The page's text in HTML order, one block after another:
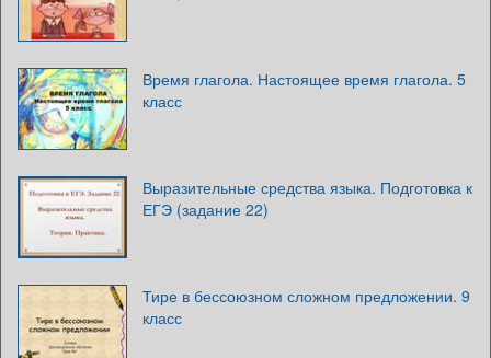
Время глагола. Настоящее время глагола. 5
класс
Выразительные средства языка. Подготовка к
ЕГЭ (задание 22)
Тире в бессоюзном сложном предложении. 9
класс